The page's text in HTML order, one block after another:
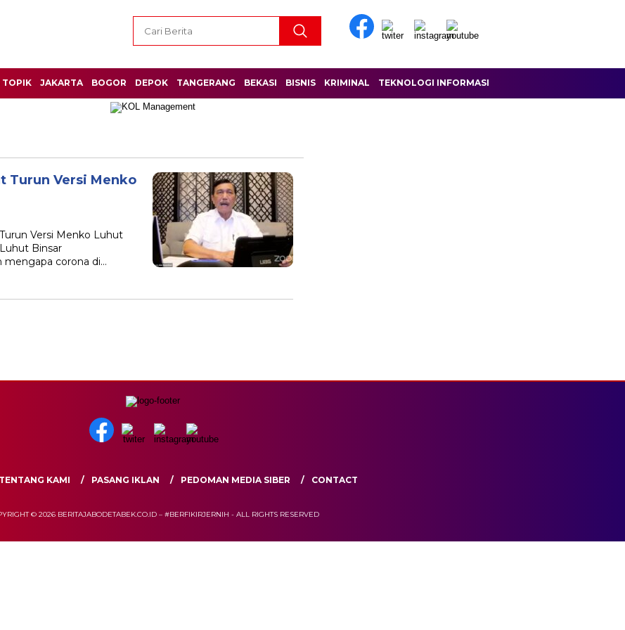
TOPIK JAKARTA BOGOR DEPOK TANGERANG BEKASI BISNIS KRIMINAL TEKNOLOGI INFORMASI
Turun Versi Menko
Versi Menko Luhut
Binsar
mengapa corona di…
TENTANG KAMI PASANG IKLAN PEDOMAN MEDIA SIBER CONTACT
© 2026 BERITAJABODETABEK.CO.ID – #BERFIKIRJERNIH - ALL RIGHTS RESERVED